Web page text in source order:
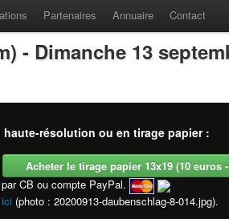
Partenaires Annuaire Contact
- Dimanche 13
résolution ou en tirage papier :
Acheter le tirage papier 13x19 (10 euros
CB ou compte PayPal.
(photo : 20200913-daubenschlag-8-014.jpg).